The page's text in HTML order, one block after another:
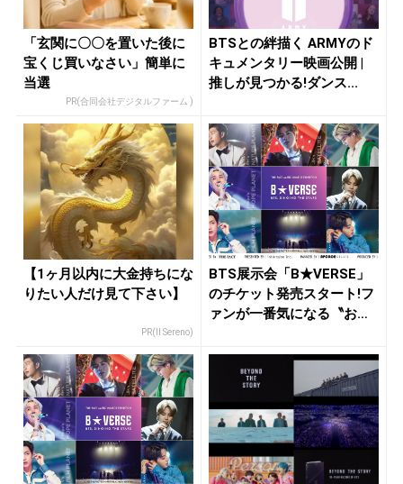
「玄関に〇〇を置いた後に
宝くじ買いなさい」簡単に
当選
PR(合同会社デジタルファーム )
BTSとの絆描く ARMYのド
キュメンタリー映画公開 |
推しが見つかる!ダンス...
【1ヶ月以内に大金持ちにな
りたい人だけ見て下さい】
PR(Il Sereno)
BTS展示会「B★VERSE」
のチケット発売スタート!フ
ァンが一番気になる〝お